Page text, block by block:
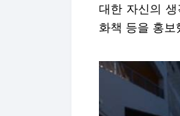
대한 자신의
화책 등을 홍보